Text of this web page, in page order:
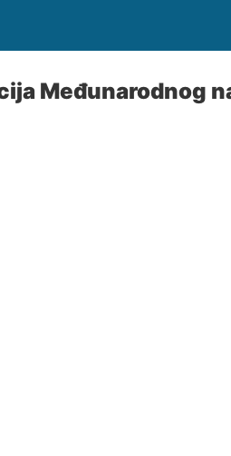
Međunarodnog